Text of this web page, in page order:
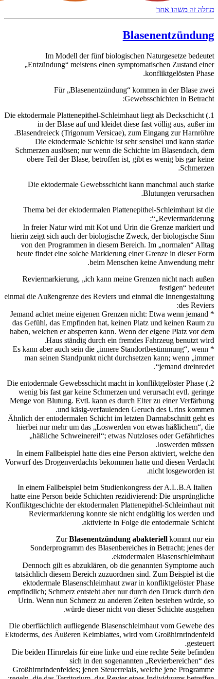
Im
„Entzündung“
Für
1.) Die ektodermale
in der Blase
Blasendreieck
Die
Schmerzen
obere Teil der
Die
Thema bei der
In freier Natur
hierin zeigt sich
von den
heute findet eine
einmal die
* Jemand achtet
das Gefühl, das
haben, welchen er
Haus
* Es kann aber auch
man seinen
2.) Die entodermale
wenig bis fast gar
Menge von Blutung.
und
Ähnlich der
hierbei nur mehr
„häßliche
In einem
Vorwurf des
In einem
hatte eine Person
Konfliktgeschichte der
Zur
Dennoch gilt es
tatsächlich diesem
ektodermale
empfindlich;
Urin. Wenn nun
Die oberflächlich
Ektoderms, des
Die beiden